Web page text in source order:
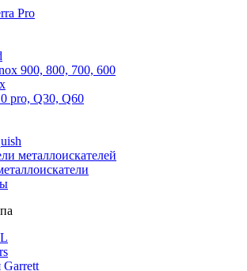
Pro
900, 800, 700, 600
pro, Q30, Q60
металлоискателей